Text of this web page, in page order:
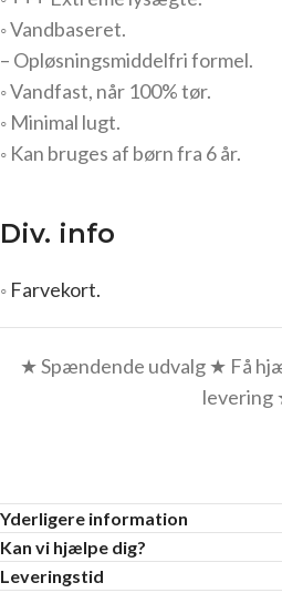
◦ Vandbaseret.
– Opløsningsmiddelfri formel.
◦ Vandfast, når 100% tør.
◦ Minimal lugt.
◦ Kan bruges af børn fra 6 år.
Div. info
◦ Farvekort.
★ Spændende udvalg ★ Få
levering
Yderligere information
Kan vi hjælpe dig?
Leveringstid